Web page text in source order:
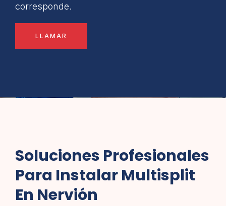
corresponde.
LLAMAR
Soluciones Profesionales
Para Instalar Multisplit
En Nervión